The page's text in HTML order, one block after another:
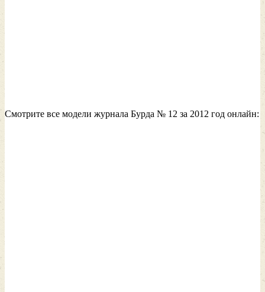
Смотрите все модели журнала Бурда № 12 за 2012 год онлайн: